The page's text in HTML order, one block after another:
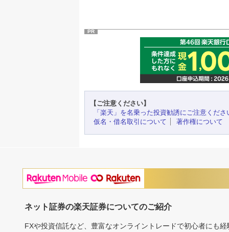
PR
【ご注意ください】
「楽天」を名乗った投資勧誘にご注意くださ
仮名・借名取引について
著作権について
ネット証券の楽天証券についてのご紹介
FXや投資信託など、豊富なオンライントレードで初心者にも